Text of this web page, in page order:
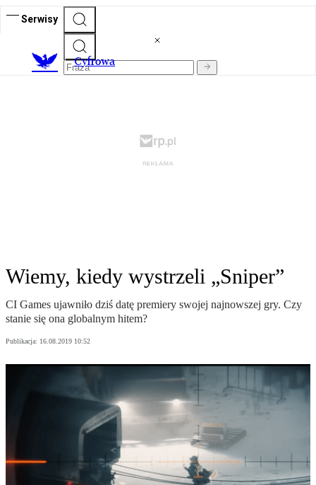
Serwisy
Cyfrowa
Wiemy, kiedy wystrzeli „Sniper”
CI Games ujawniło dziś datę premiery swojej najnowszej gry. Czy
stanie się ona globalnym hitem?
Publikacja: 16.08.2019 10:52